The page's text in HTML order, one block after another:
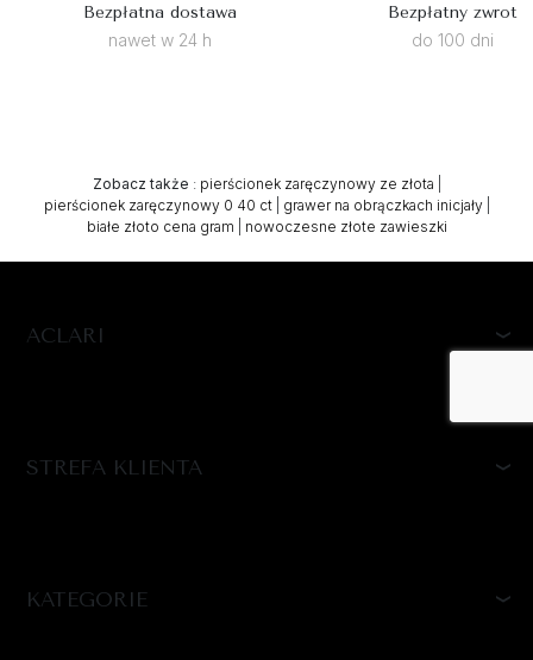
Bezpłatna dostawa
nawet w 24 h
Bezpłatny zwrot
do 100 dni
Zobacz także : pierścionek zaręczynowy ze złota
pierścionek zaręczynowy 0 40 ct| grawer na obrączkach inicjały|
białe złoto cena gram
nowoczesne złote zawieszki
ACLARI
STREFA KLIENTA
KATEGORIE